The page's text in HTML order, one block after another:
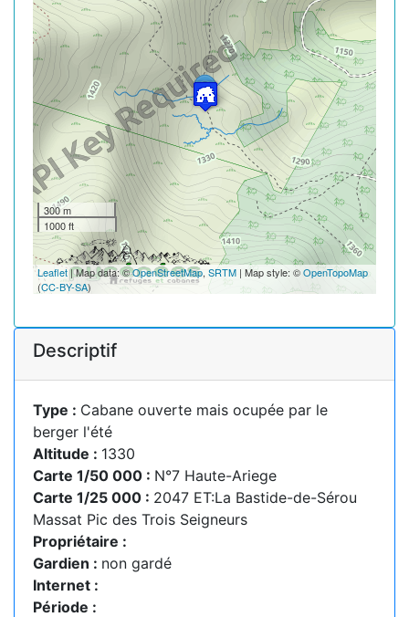
300 m
1000 ft
Leaflet| Map data: ©OpenStreetMap, SRTM | Map style: ©OpenTopoMap
(CC-BY-SA)
Descriptif
Type : Cabane ouverte mais ocupée par le
berger l'été
Altitude : 1330
Carte 1/50 000 : N°7 Haute-Ariege
Carte 1/25 000 : 2047 ET:La Bastide-de-Sérou
Massat Pic des Trois Seigneurs
Propriétaire :
Gardien : non gardé
Internet :
Période :